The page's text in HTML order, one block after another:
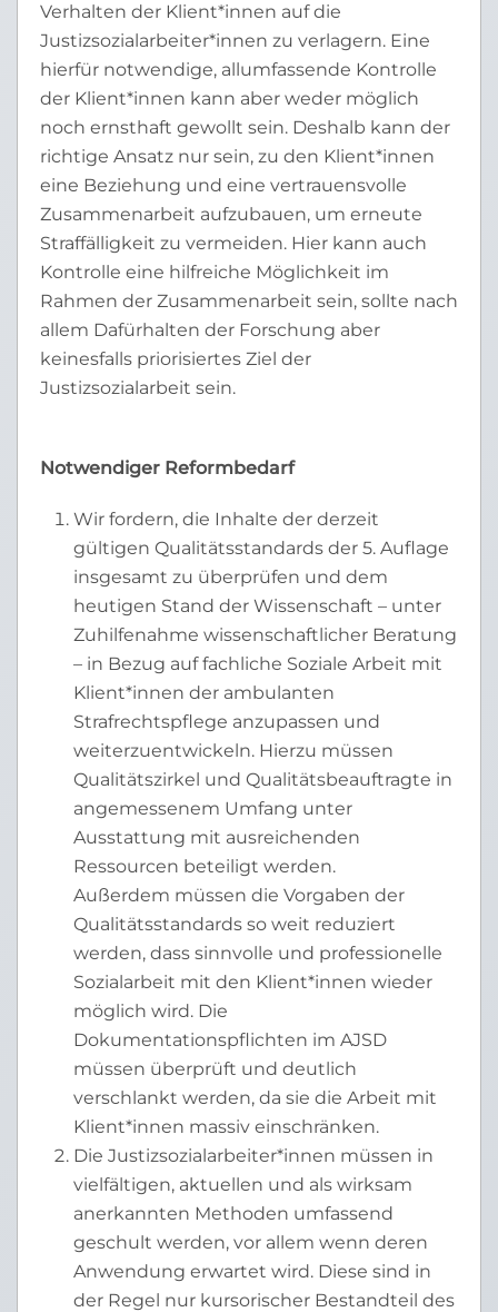
Verhalten der Klient*innen auf die
Justizsozialarbeiter*innen zu verlagern. Eine
hierfür notwendige, allumfassende Kontrolle
der Klient*innen kann aber weder möglich
noch ernsthaft gewollt sein. Deshalb kann der
richtige Ansatz nur sein, zu den Klient*innen
eine Beziehung und eine vertrauensvolle
Zusammenarbeit aufzubauen, um erneute
Straffälligkeit zu vermeiden. Hier kann auch
Kontrolle eine hilfreiche Möglichkeit im
Rahmen der Zusammenarbeit sein, sollte nach
allem Dafürhalten der Forschung aber
keinesfalls priorisiertes Ziel der
Justizsozialarbeit sein.
Notwendiger Reformbedarf
Wir fordern, die Inhalte der derzeit
gültigen Qualitätsstandards der 5. Auflage
insgesamt zu überprüfen und dem
heutigen Stand der Wissenschaft – unter
Zuhilfenahme wissenschaftlicher Beratung
– in Bezug auf fachliche Soziale Arbeit mit
Klient*innen der ambulanten
Strafrechtspflege anzupassen und
weiterzuentwickeln. Hierzu müssen
Qualitätszirkel und Qualitätsbeauftragte in
angemessenem Umfang unter
Ausstattung mit ausreichenden
Ressourcen beteiligt werden.
Außerdem müssen die Vorgaben der
Qualitätsstandards so weit reduziert
werden, dass sinnvolle und professionelle
Sozialarbeit mit den Klient*innen wieder
möglich wird. Die
Dokumentationspflichten im AJSD
müssen überprüft und deutlich
verschlankt werden, da sie die Arbeit mit
Klient*innen massiv einschränken.
Die Justizsozialarbeiter*innen müssen in
vielfältigen, aktuellen und als wirksam
anerkannten Methoden umfassend
geschult werden, vor allem wenn deren
Anwendung erwartet wird. Diese sind in
der Regel nur kursorischer Bestandteil des